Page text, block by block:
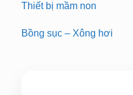
Thiết bị mầm non
Bồng sục – Xông hơi